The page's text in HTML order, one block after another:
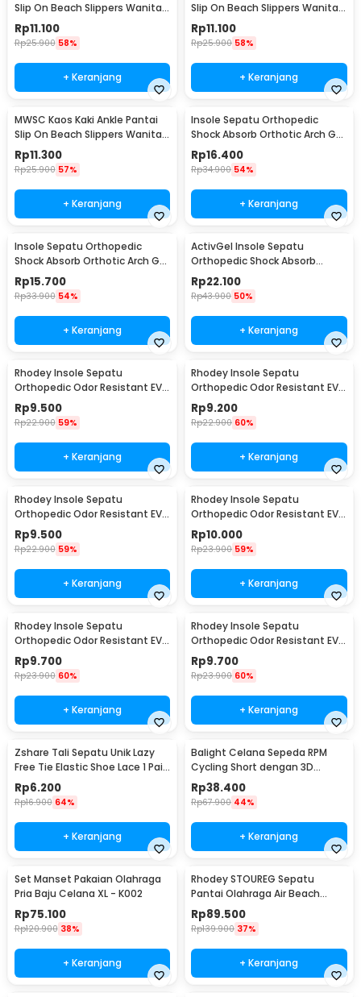
Slip On Beach Slippers Wanita
XL - XH802
Rp11.100
Rp25.900 58%
+ Keranjang
Slip On Beach Slippers Wanita
XXL - XH802
Rp11.100
Rp25.900 58%
+ Keranjang
MWSC Kaos Kaki Ankle Pantai
Slip On Beach Slippers Wanita
M - XH802
Rp11.300
Rp25.900 57%
+ Keranjang
Insole Sepatu Orthopedic
Shock Absorb Orthotic Arch Gel
Foam S - ZYD17
Rp16.400
Rp34.900 54%
+ Keranjang
Insole Sepatu Orthopedic
Shock Absorb Orthotic Arch Gel
Foam L - ZYD17
Rp15.700
Rp33.900 54%
+ Keranjang
ActivGel Insole Sepatu
Orthopedic Shock Absorb
Silicone Gel S
Rp22.100
Rp43.900 50%
+ Keranjang
Rhodey Insole Sepatu
Orthopedic Odor Resistant EVA
Foam 37 - Y3Y27
Rp9.500
Rp22.900 59%
+ Keranjang
Rhodey Insole Sepatu
Orthopedic Odor Resistant EVA
Foam 38 - Y3Y27
Rp9.200
Rp22.900 60%
+ Keranjang
Rhodey Insole Sepatu
Orthopedic Odor Resistant EVA
Foam 39 - Y3Y27
Rp9.500
Rp22.900 59%
+ Keranjang
Rhodey Insole Sepatu
Orthopedic Odor Resistant EVA
Foam 40 - Y3Y27
Rp10.000
Rp23.900 59%
+ Keranjang
Rhodey Insole Sepatu
Orthopedic Odor Resistant EVA
Foam 41 - Y3Y27
Rp9.700
Rp23.900 60%
+ Keranjang
Rhodey Insole Sepatu
Orthopedic Odor Resistant EVA
Foam 42 - Y3Y27
Rp9.700
Rp23.900 60%
+ Keranjang
Zshare Tali Sepatu Unik Lazy
Free Tie Elastic Shoe Lace 1 Pair
- T10
Rp6.200
Rp16.900 64%
+ Keranjang
Balight Celana Sepeda RPM
Cycling Short dengan 3D
Padded Sponge M
Black/Orange - CK01
Rp38.400
Rp67.900 44%
+ Keranjang
Set Manset Pakaian Olahraga
Pria Baju Celana XL - K002
Rp75.100
Rp120.900 38%
+ Keranjang
Rhodey STOUREG Sepatu
Pantai Olahraga Air Beach
Shoes 42 - 6688
Rp89.500
Rp139.900 37%
+ Keranjang